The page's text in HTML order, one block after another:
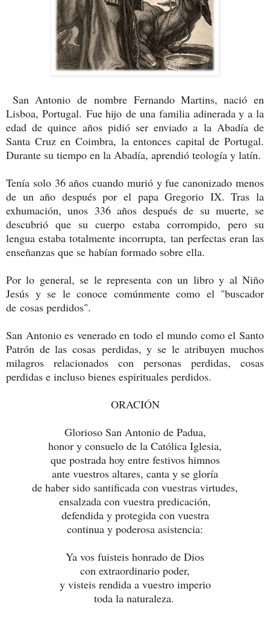
San Antonio de nombre Fernando Martins, nació en
Lisboa, Portugal. Fue hijo de una familia adinerada y a la
edad de quince años pidió ser enviado a la Abadía de
Santa Cruz en Coimbra, la entonces capital de Portugal.
Durante su tiempo en la Abadía, aprendió teología y latín.
Tenía solo 36 años cuando murió y fue canonizado menos
de un año después por el papa Gregorio IX. Tras la
exhumación, unos 336 años después de su muerte, se
descubrió que su cuerpo estaba corrompido, pero su
lengua estaba totalmente incorrupta, tan perfectas eran las
enseñanzas que se habían formado sobre ella.
Por lo general, se le representa con un libro y al Niño
Jesús y se le conoce comúnmente como el "buscador
de cosas perdidos".
San Antonio es venerado en todo el mundo como el Santo
Patrón de las cosas perdidas, y se le atribuyen muchos
milagros relacionados con personas perdidas, cosas
perdidas e incluso bienes espirituales perdidos.
ORACIÓN
Glorioso San Antonio de Padua,
honor y consuelo de la Católica Iglesia,
que postrada hoy entre festivos himnos
ante vuestros altares, canta y se gloría
de haber sido santificada con vuestras virtudes,
ensalzada con vuestra predicación,
defendida y protegida con vuestra
continua y poderosa asistencia:
Ya vos fuisteis honrado de Dios
con extraordinario poder,
y visteis rendida a vuestro imperio
toda la naturaleza.